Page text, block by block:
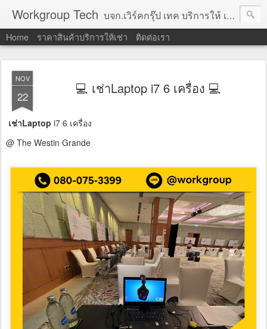
Workgroup Tech บจก.เวิร์คกรุ๊ป เทค บริการให้ เช่าคอมพิวเตอร์ โน้ตบุ๊ค โปรเจคเตอร์ ทีวีจอแบน จอทัชสกรีน ตู้คีออส วีดีโอวอล และอุปกรณ์อื่น ๆ บริการให้เช่าเป็น รายวัน
Home ราคาสินค้าบริการให้เช่า ติดต่อเรา
NOV
22 💻 เช่าLaptop i7 6 เครื่อง 💻
เช่าLaptop i7 6 เครื่อง
@ The Westin Grande